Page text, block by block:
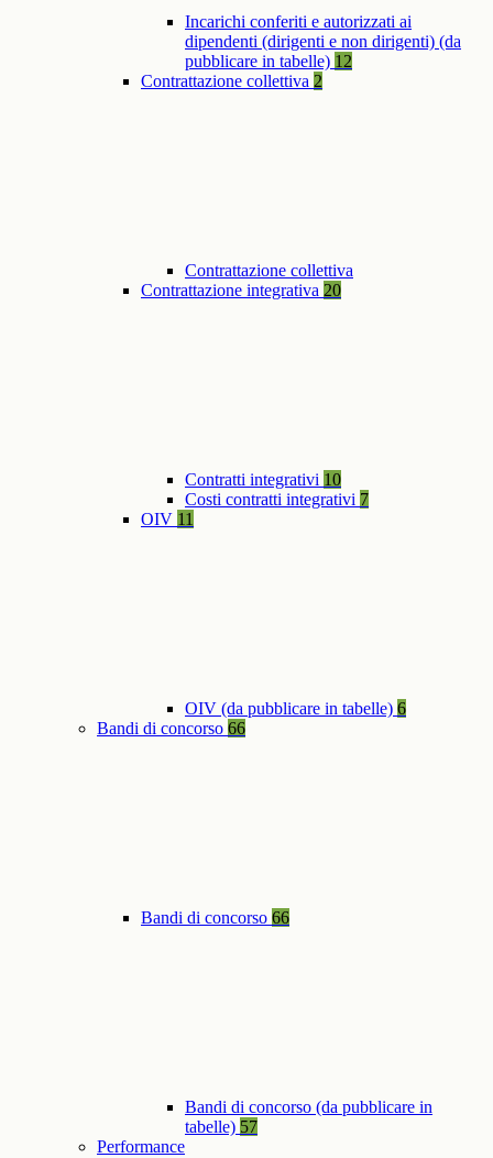
Incarichi conferiti e autorizzati ai
dipendenti (dirigenti e non dirigenti) (da
pubblicare in tabelle) 12
Contrattazione collettiva 2
Contrattazione collettiva
Contrattazione integrativa 20
Contratti integrativi 10
Costi contratti integrativi 7
OIV 11
OIV (da pubblicare in tabelle) 6
Bandi di concorso 66
Bandi di concorso 66
Bandi di concorso (da pubblicare in
tabelle) 57
Performance